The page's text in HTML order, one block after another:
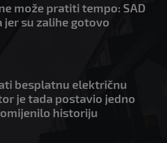
može pratiti tempo: SAD
jer su zalihe gotovo
besplatnu električnu
je tada postavio jedno
historiju